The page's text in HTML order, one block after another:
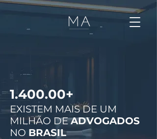
1.400.00+
EXISTEM MAIS DE UM
MILHÃO DEADVOGADOS
NO BRASIL